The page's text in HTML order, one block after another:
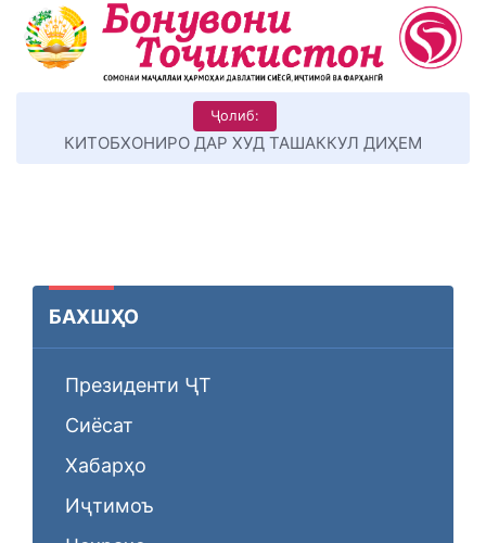
Ҷолиб:
КИТОБХОНИРО ДАР ХУД ТАШАККУЛ ДИҲЕМ
БАХШҲО
Президенти ҶТ
Сиёсат
Хабарҳо
Иҷтимоъ